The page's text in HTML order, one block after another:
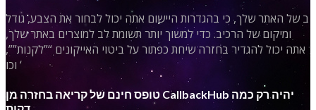
ב של האתר שלך, כי בהגדרות היישום אתה יכול לבחור את הצבע, גודל
ומיקום של הרכיב. כדי למשוך יותר תשומת לב למוצרים באתר שלך,
אתה יכול להגדיר בחזרה שיחת כפתור על ביטוי האייקונים “”לקנות””,
וכו ‘
טופס חינם של קריאה בחזרה מן CallbackHub יהיה רק ​​כמה